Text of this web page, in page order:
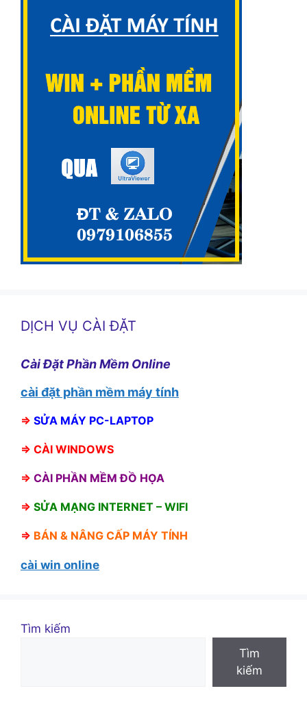
DỊCH VỤ CÀI ĐẶT
Cài Đặt Phần Mềm Online
cài đặt phần mềm máy tính
⇒ SỬA MÁY PC-LAPTOP
⇒ CÀI WINDOWS
⇒ CÀI PHẦN MỀM ĐỒ HỌA
⇒ SỬA MẠNG INTERNET – WIFI
⇒ BÁN & NÂNG CẤP MÁY TÍNH
cài win online
Tìm kiếm
Tìm
kiếm